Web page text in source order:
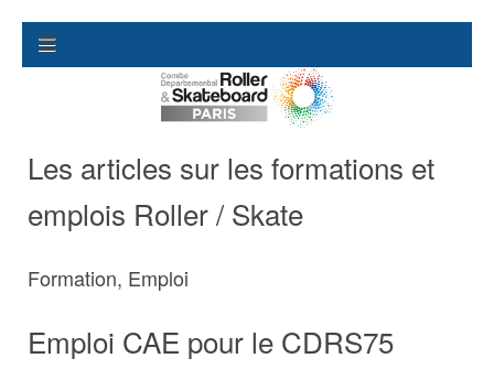
Les articles sur les formations et
emplois Roller / Skate
Formation, Emploi
Emploi CAE pour le CDRS75